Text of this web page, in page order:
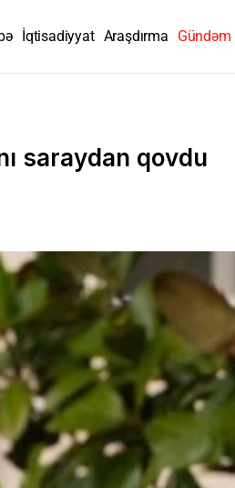
İqtisadiyyat Araşdırma Gündəm
saraydan qovdu